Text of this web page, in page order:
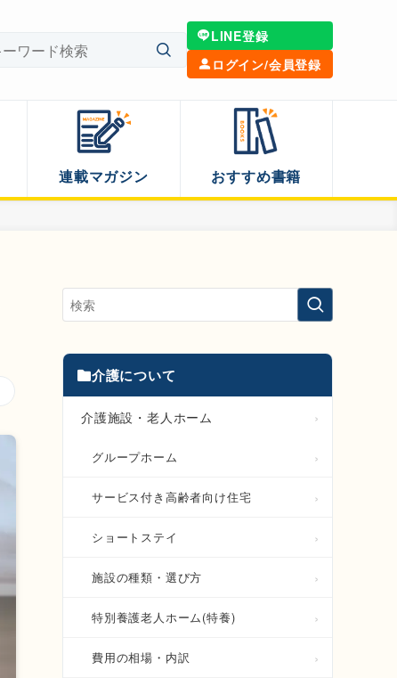
LINE登録
ログイン/会員登録
連載マガジン おすすめ書籍
介護について
介護施設・老人ホーム
グループホーム
サービス付き高齢者向け住宅
ショートステイ
施設の種類・選び方
特別養護老人ホーム(特養)
費用の相場・内訳